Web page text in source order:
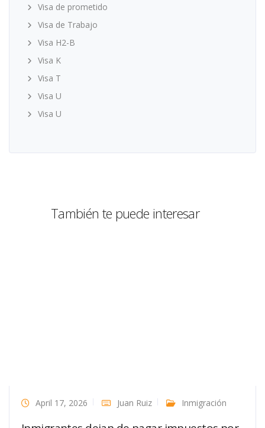
Visa de prometido
Visa de Trabajo
Visa H2-B
Visa K
Visa T
Visa U
Visa U
También te puede interesar
April 17, 2026 Juan Ruiz Inmigración